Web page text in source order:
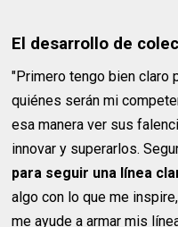
El desarrollo de
"Primero tengo bien claro
quiénes serán mi
esa manera ver sus
innovar y superarlos.
para seguir una línea
algo con lo que me
me ayude a armar mis